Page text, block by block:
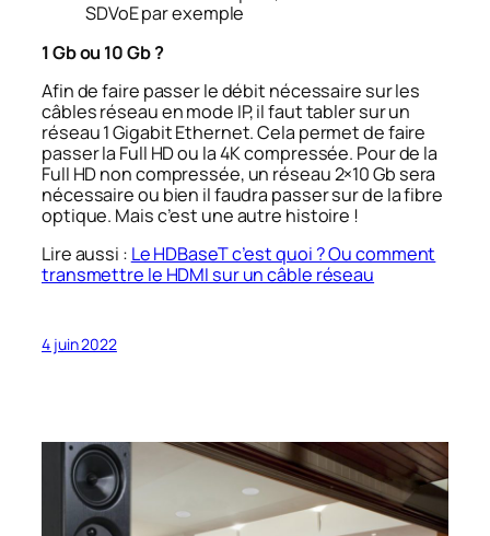
SDVoE par exemple
1 Gb ou 10 Gb ?
Afin de faire passer le débit nécessaire sur les
câbles réseau en mode IP, il faut tabler sur un
réseau 1 Gigabit Ethernet. Cela permet de faire
passer la Full HD ou la 4K compressée. Pour de la
Full HD non compressée, un réseau 2×10 Gb sera
nécessaire ou bien il faudra passer sur de la fibre
optique. Mais c’est une autre histoire !
Lire aussi : Le HDBaseT c’est quoi ? Ou comment
transmettre le HDMI sur un câble réseau
4 juin 2022